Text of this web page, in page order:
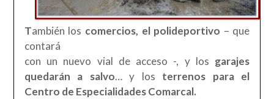
También los comercios, el polideportivo – que
contará
con un nuevo vial de acceso -, y los garajes
quedarán a salvo… y los terrenos para el
Centro de Especialidades Comarcal.